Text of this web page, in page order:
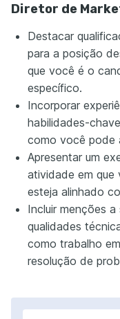
Diretor de
Destacar
para a posição
que você é o
específico.
Incorporar
habilidades-
como você pode
Apresentar um
atividade em
esteja alinhado
Incluir menções
qualidades
como trabalho
resolução de